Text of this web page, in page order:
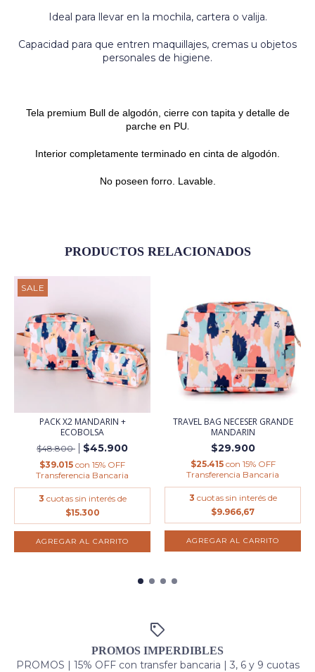
Ideal para llevar en la mochila, cartera o valija.
Capacidad para que entren maquillajes, cremas u objetos
personales de higiene.
Tela premium Bull de algodón, cierre con tapita y detalle de
parche en PU.
Interior completamente terminado en cinta de algodón.
No poseen forro. Lavable.
PRODUCTOS RELACIONADOS
PACK X2 MANDARIN +
ECOBOLSA
$48.800 $45.900
$39.015 con 15% OFF
Transferencia Bancaria
3 cuotas sin interés de
$15.300
AGREGAR AL CARRITO
TRAVEL BAG NECESER GRANDE
MANDARIN
$29.900
$25.415 con 15% OFF
Transferencia Bancaria
3 cuotas sin interés de
$9.966,67
PROMOS IMPERDIBLES
PROMOS | 15% OFF con transfer bancaria | 3, 6 y 9 cuotas